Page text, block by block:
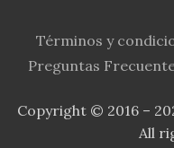
Términos y
Preguntas
Copyright © 2016 –
All